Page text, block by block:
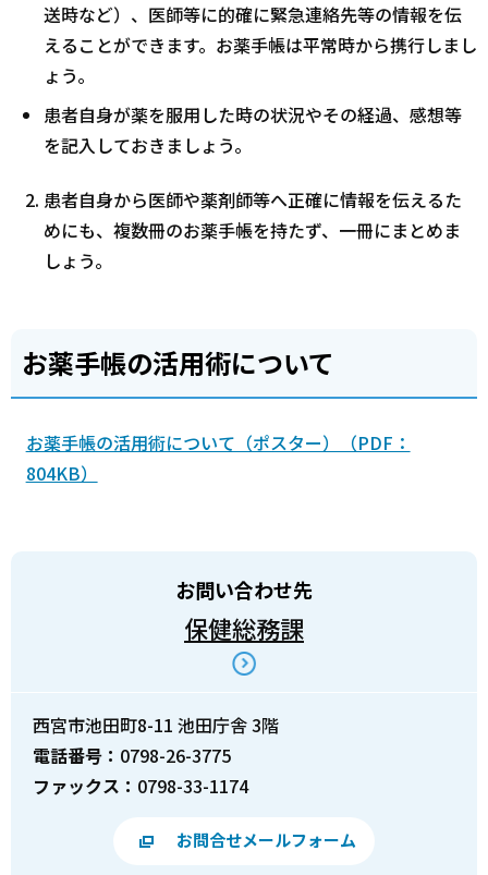
送時など）、医師等に的確に緊急連絡先等の情報を伝
えることができます。お薬手帳は平常時から携行しまし
ょう。
患者自身が薬を服用した時の状況やその経過、感想等
を記入しておきましょう。
患者自身から医師や薬剤師等へ正確に情報を伝えるた
めにも、複数冊のお薬手帳を持たず、一冊にまとめま
しょう。
お薬手帳の活用術について
お薬手帳の活用術について（ポスター）（PDF：
804KB）
お問い合わせ先
保健総務課
西宮市池田町8-11 池田庁舎 3階
電話番号： 0798-26-3775
ファックス： 0798-33-1174
お問合せメールフォーム